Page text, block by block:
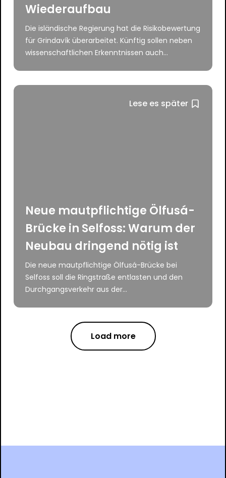
Wiederaufbau
Die isländische Regierung hat die Risikobewertung
für Grindavík überarbeitet. Künftig sollen neben
wissenschaftlichen Erkenntnissen auch...
Lese es später
Neue mautpflichtige Ölfusá-
Brücke in Selfoss: Warum der
Neubau dringend nötig ist
Die neue mautpflichtige Ölfusá-Brücke bei
Selfoss soll die Ringstraße entlasten und den
Durchgangsverkehr aus der...
Load more